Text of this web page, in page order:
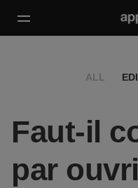
ALL
Faut-il
par